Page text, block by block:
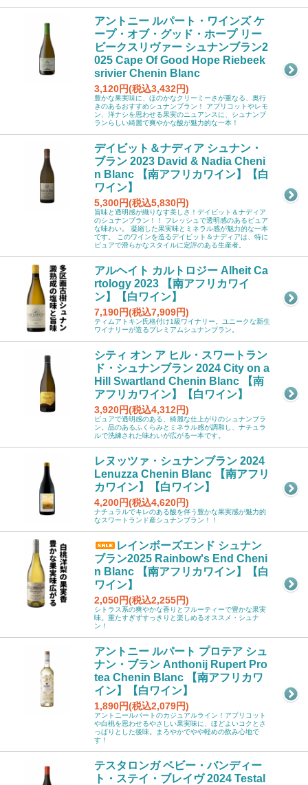
アントニー ルパート・ワインズ ケ
ープ・オブ・グッド・ホープ リー
ビークスリヴァー シュナンブラン2
025 Cape Of Good Hope Riebeek
srivier Chenin Blanc
3,120円(税込3,432円)
豊かな果実味に、ほのかなクリーミーさが重なる、奥行
きのあるおすすめシュナンブラン！ アプリコットやレモ
ン、洋ナシを思わせる果実のニュアンスに、シュナンブ
ランらしい綺麗で爽やかな酸が魅力的な一本！
デイビット＆ナディア シュナン・
ブラン 2023 David & Nadia Cheni
n Blanc 【南アフリカワイン】【白
ワイン】
5,300円(税込5,830円)
旨味と透明感が織りなす美しさ！デイビット＆ナディア
のシュナンブラン！！ フレッシュで透明感のあるピュア
な味わい。 凝縮した果実味とミネラル感が魅力的な一本
です。 このワインを造るデイビット＆ナディアは、特に
ピュアで滑らかなスタイルに定評のある生産者。
アルヘイト カルトロジー Alheit Ca
rtology 2023 【南アフリカワイ
ン】【白ワイン】
7,190円(税込7,909円)
ティムアトキン氏格付け1級ワイナリー。ユニークな新生
ワイナリーが造るプレミアムシュナンブラン。
シティ オン ア ヒル・スワートラン
ド・シュナンブラン 2024 City on a
Hill Swartland Chenin Blanc 【南
アフリカワイン】【白ワイン】
3,920円(税込4,312円)
ピュアで透明感のある、綺麗な仕上がりのシュナンブラ
ン。品のあるふくらみとミネラル感が調和し、ナチュラ
ルで洗練された味わいが広がる一本です。
レヌッツァ・シュナンブラン 2024
Lenuzza Chenin Blanc 【南アフリ
カワイン】【白ワイン】
4,200円(税込4,620円)
ナチュラルでキレのある酸を伴う豊かな果実感が魅力的
なスワートランド産シュナンブラン！！
レインボーズエンド シュナン
ブラン2025 Rainbow's End Cheni
n Blanc 【南アフリカワイン】【白
ワイン】
2,050円(税込2,255円)
シトラス系の爽やかな香りとフルーティーで豊かな果実
味。重たすぎずすっきりと楽しめるオススメ・シュナ
ン！
アントニー ルパート プロテア シュ
ナン・ブラン Anthonij Rupert Pro
tea Chenin Blanc 【南アフリカワ
イン】【白ワイン】
1,890円(税込2,079円)
アントニールパートのカジュアルライン！アプリコット
や白桃を思わせるやさしい果実味に、ほどよいコクとさ
っぱりとした後味。まろやかでやや軽めの飲み心地で
す！
テスタロンガ ベビー・バンディー
ト・ステイ・ブレイヴ 2024 Testal